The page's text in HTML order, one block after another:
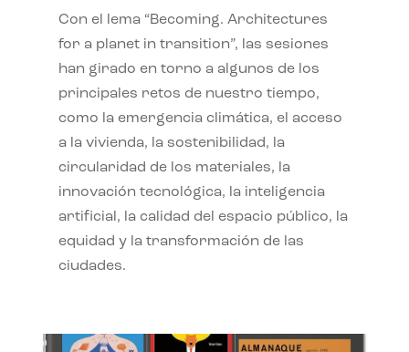
Con el lema “Becoming. Architectures
for a planet in transition”, las sesiones
han girado en torno a algunos de los
principales retos de nuestro tiempo,
como la emergencia climática, el acceso
a la vivienda, la sostenibilidad, la
circularidad de los materiales, la
innovación tecnológica, la inteligencia
artificial, la calidad del espacio público, la
equidad y la transformación de las
ciudades.